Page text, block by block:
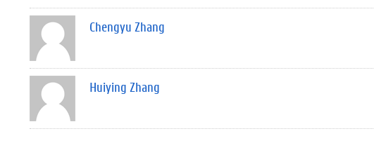
Chengyu Zhang
Huiying Zhang